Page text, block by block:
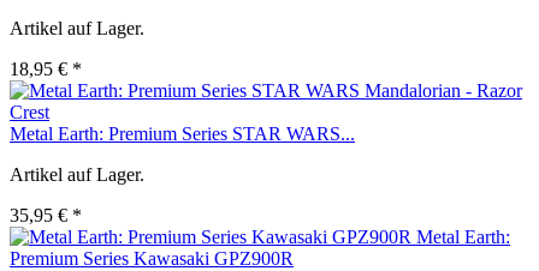
Artikel auf Lager.
18,95 € *
Metal Earth: Premium Series STAR WARS...
Artikel auf Lager.
35,95 € *
Metal Earth:
Premium Series Kawasaki GPZ900R